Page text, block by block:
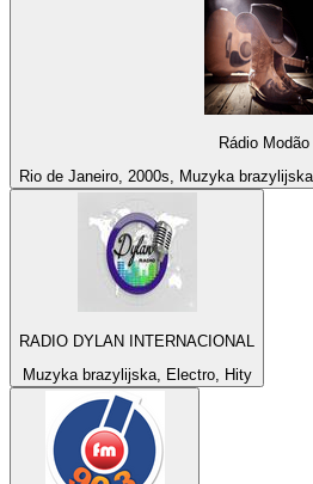
Rádio Modão
Rio de Janeiro, 2000s, Muzyka
RADIO DYLAN INTERNACIONAL
Muzyka brazylijska, Electro, Hity